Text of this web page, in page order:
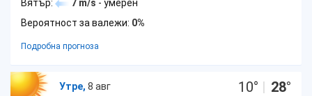
Вятър: 7 m/s - умерен
Вероятност за валежи: 0%
Подробна прогноза
Утре, 8 авг
10° | 28°